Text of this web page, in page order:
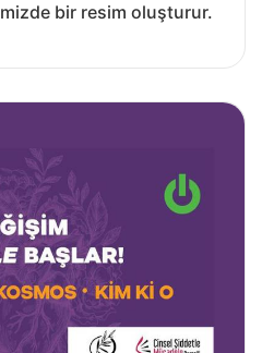
bir resim oluşturur.